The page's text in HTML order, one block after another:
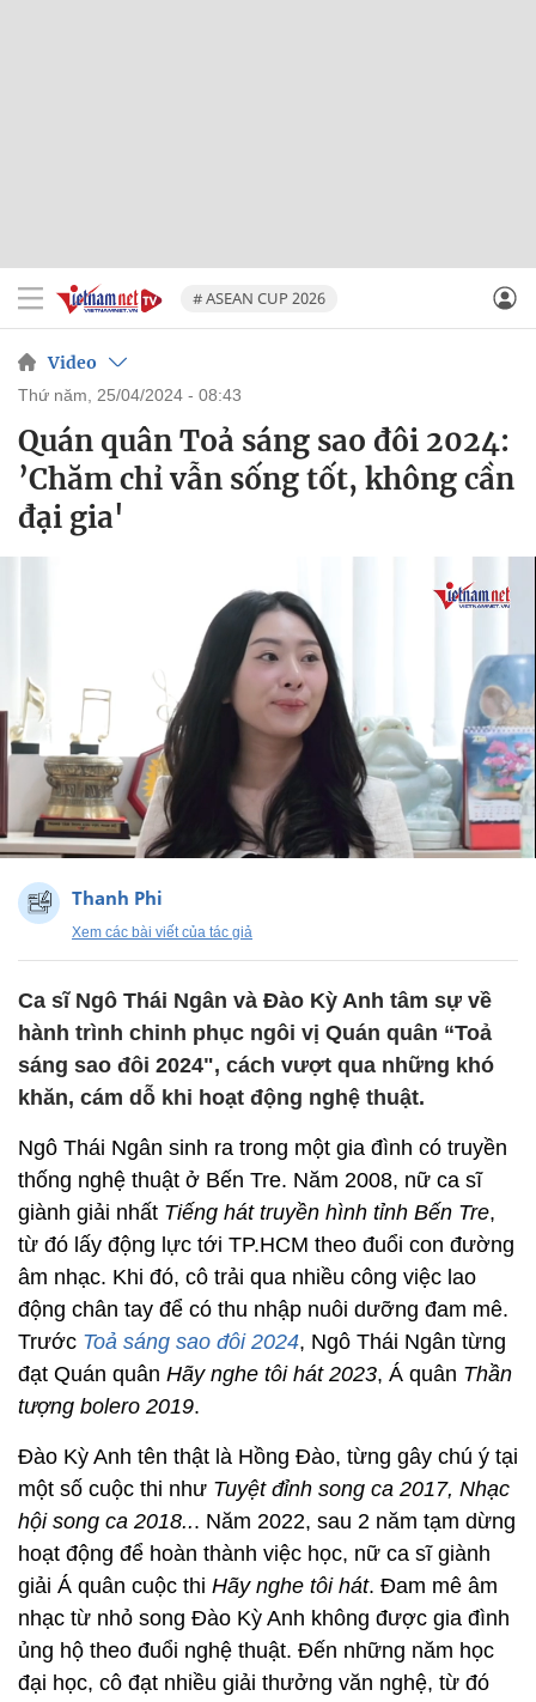
# ASEAN CUP 2026
Video
thứ năm, 25/04/2024 - 08:43
Quán quân Toả sáng sao đôi 2024:
’Chăm chỉ vẫn sống tốt, không cần
đại gia'
Thanh Phi
Xem các bài viết của tác giả
Ca sĩ Ngô Thái Ngân và Đào Kỳ Anh tâm sự về
hành trình chinh phục ngôi vị Quán quân “Toả
sáng sao đôi 2024", cách vượt qua những khó
khăn, cám dỗ khi hoạt động nghệ thuật.
Ngô Thái Ngân sinh ra trong một gia đình có truyền
thống nghệ thuật ở Bến Tre. Năm 2008, nữ ca sĩ
giành giải nhất Tiếng hát truyền hình tỉnh Bến Tre,
từ đó lấy động lực tới TP.HCM theo đuổi con đường
âm nhạc. Khi đó, cô trải qua nhiều công việc lao
động chân tay để có thu nhập nuôi dưỡng đam mê.
Trước Toả sáng sao đôi 2024, Ngô Thái Ngân từng
đạt Quán quân Hãy nghe tôi hát 2023, Á quân Thần
tượng bolero 2019.
Đào Kỳ Anh tên thật là Hồng Đào, từng gây chú ý tại
một số cuộc thi như Tuyệt đỉnh song ca 2017, Nhạc
hội song ca 2018... Năm 2022, sau 2 năm tạm dừng
hoạt động để hoàn thành việc học, nữ ca sĩ giành
giải Á quân cuộc thi Hãy nghe tôi hát. Đam mê âm
nhạc từ nhỏ song Đào Kỳ Anh không được gia đình
ủng hộ theo đuổi nghệ thuật. Đến những năm học
đại học, cô đạt nhiều giải thưởng văn nghệ, từ đó